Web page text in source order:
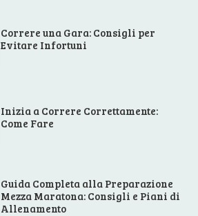
Correre una Gara: Consigli per
Evitare Infortuni
Inizia a Correre Correttamente:
Come Fare
Guida Completa alla Preparazione
Mezza Maratona: Consigli e Piani di
Allenamento